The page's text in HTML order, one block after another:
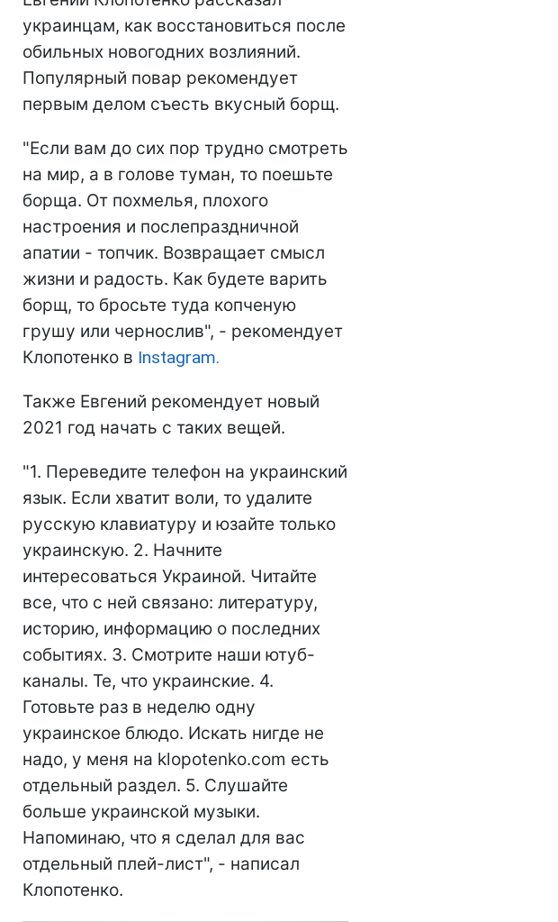
украинцам, как восстановиться после
обильных новогодних возлияний.
Популярный повар рекомендует
первым делом съесть вкусный борщ.
"Если вам до сих пор трудно смотреть
на мир, а в голове туман, то поешьте
борща. От похмелья, плохого
настроения и послепраздничной
апатии - топчик. Возвращает смысл
жизни и радость. Как будете варить
борщ, то бросьте туда копченую
грушу или чернослив", - рекомендует
Клопотенко в Instagram.
Также Евгений рекомендует новый
2021 год начать с таких вещей.
"1. Переведите телефон на украинский
язык. Если хватит воли, то удалите
русскую клавиатуру и юзайте только
украинскую. 2. Начните
интересоваться Украиной. Читайте
все, что с ней связано: литературу,
историю, информацию о последних
событиях. 3. Смотрите наши ютуб-
каналы. Те, что украинские. 4.
Готовьте раз в неделю одну
украинское блюдо. Искать нигде не
надо, у меня на klopotenko.com есть
отдельный раздел. 5. Слушайте
больше украинской музыки.
Напоминаю, что я сделал для вас
отдельный плей-лист", - написал
Клопотенко.